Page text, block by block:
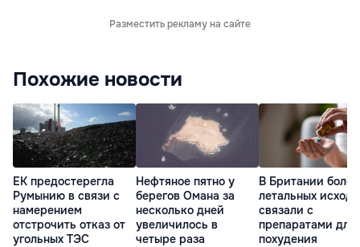
Разместить рекламу на сайте
Похожие новости
ЕК предостерегла
Румынию в связи с
намерением
отстрочить отказ от
угольных ТЭС
Нефтяное пятно у
берегов Омана за
несколько дней
увеличилось в
четыре раза
В Британии
летальных
связали с
препаратами для
похудения